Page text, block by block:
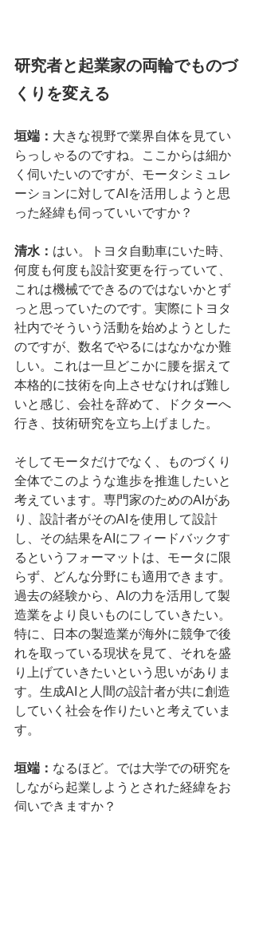
研究者と起業家の両輪でものづ
くりを変える
垣端： 大きな視野で業界自体を見てい
らっしゃるのですね。ここからは細か
く伺いたいのですが、モータシミュレ
ーションに対してAIを活用しようと思
った経緯も伺っていいですか？
清水： はい。トヨタ自動車にいた時、
何度も何度も設計変更を行っていて、
これは機械でできるのではないかとず
っと思っていたのです。実際にトヨタ
社内でそういう活動を始めようとした
のですが、数名でやるにはなかなか難
しい。これは一旦どこかに腰を据えて
本格的に技術を向上させなければ難し
いと感じ、会社を辞めて、ドクターへ
行き、技術研究を立ち上げました。
そしてモータだけでなく、ものづくり
全体でこのような進歩を推進したいと
考えています。専門家のためのAIがあ
り、設計者がそのAIを使用して設計
し、その結果をAIにフィードバックす
るというフォーマットは、モータに限
らず、どんな分野にも適用できます。
過去の経験から、AIの力を活用して製
造業をより良いものにしていきたい。
特に、日本の製造業が海外に競争で後
れを取っている現状を見て、それを盛
り上げていきたいという思いがありま
す。生成AIと人間の設計者が共に創造
していく社会を作りたいと考えていま
す。
垣端： なるほど。では大学での研究を
しながら起業しようとされた経緯をお
伺いできますか？